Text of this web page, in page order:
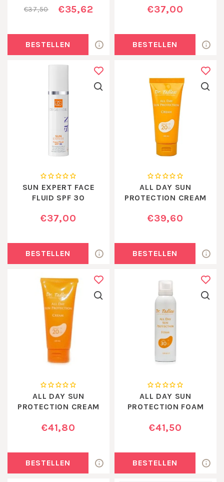
€37,50 €35,62
BESTELLEN
€37,00
BESTELLEN
SUN EXPERT FACE
FLUID SPF 30
€37,00
BESTELLEN
ALL DAY SUN
PROTECTION CREAM
€39,60
BESTELLEN
ALL DAY SUN
PROTECTION CREAM
€41,80
BESTELLEN
ALL DAY SUN
PROTECTION FOAM
€41,50
BESTELLEN